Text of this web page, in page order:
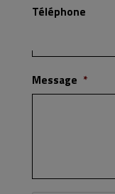
Téléphone
Message *